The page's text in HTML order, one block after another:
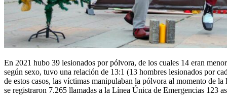
En 2021 hubo 39 lesionados por pólvora, de los cuales 14 eran
según sexo, tuvo una relación de 13:1 (13 hombres lesionados por
de estos casos, las víctimas manipulaban la pólvora al momento de
se registraron 7.265 llamadas a la Línea Única de Emergencias 123